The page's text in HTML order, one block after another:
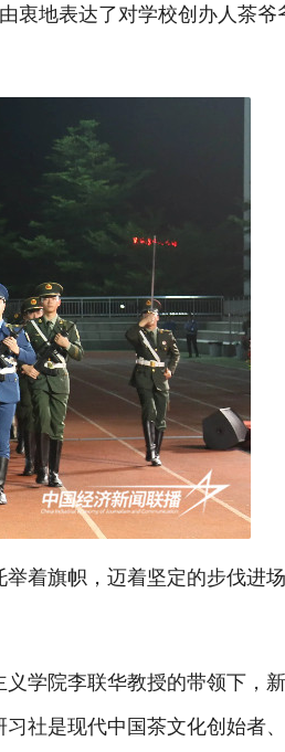
衷地表达了对学校创办人茶
着旗帜，迈着坚定的步伐进
学院李联华教授的带领下，
社是现代中国茶文化创始者